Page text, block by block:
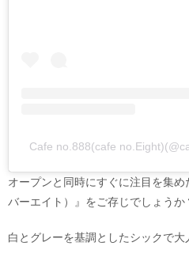
Cafe no.888(cafe
オープンと同時にすぐに注目を集
バーエイト）』をご存じでしょうか
白とグレーを基調としたシックで大